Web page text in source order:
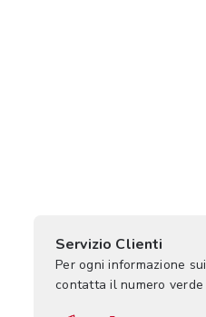
Servizio Clienti
Per ogni informazione
contatta il numero